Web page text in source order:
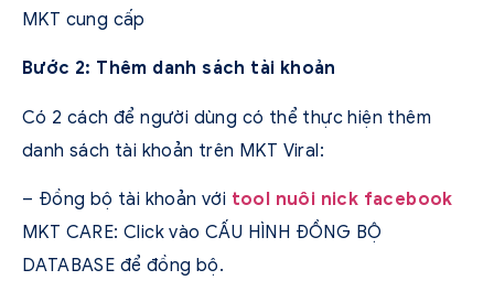
MKT cung cấp
Bước 2: Thêm danh sách tài khoản
Có 2 cách để người dùng có thể thực hiện thêm
danh sách tài khoản trên MKT Viral:
– Đồng bộ tài khoản với tool nuôi nick facebook
MKT CARE: Click vào CẤU HÌNH ĐỒNG BỘ
DATABASE để đồng bộ.